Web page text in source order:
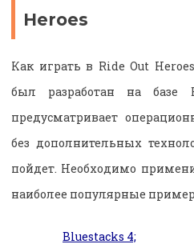
Heroes
Как играть в Ride Out
был разработан на базе
предусматривает
без дополнительных
пойдет. Необходимо
наиболее популярные
Bluestacks 4;